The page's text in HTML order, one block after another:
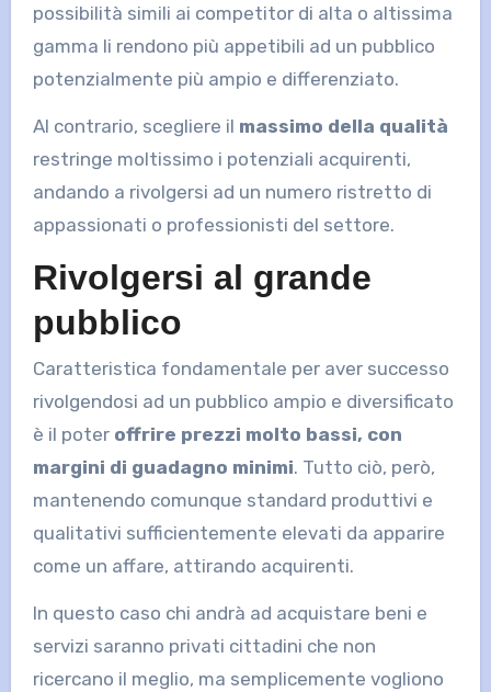
possibilità simili ai competitor di alta o altissima
gamma li rendono più appetibili ad un pubblico
potenzialmente più ampio e differenziato.
Al contrario, scegliere il massimo della qualità
restringe moltissimo i potenziali acquirenti,
andando a rivolgersi ad un numero ristretto di
appassionati o professionisti del settore.
Rivolgersi al grande
pubblico
Caratteristica fondamentale per aver successo
rivolgendosi ad un pubblico ampio e diversificato
è il poter offrire prezzi molto bassi, con
margini di guadagno minimi. Tutto ciò, però,
mantenendo comunque standard produttivi e
qualitativi sufficientemente elevati da apparire
come un affare, attirando acquirenti.
In questo caso chi andrà ad acquistare beni e
servizi saranno privati cittadini che non
ricercano il meglio, ma semplicemente vogliono